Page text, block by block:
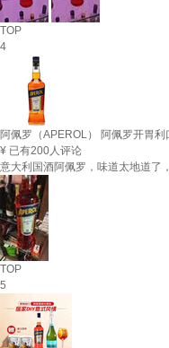
TOP
4
阿佩罗（APEROL） 阿佩罗开胃
¥ 已有200人评论
意大利国酒阿佩罗，味道太地道了
TOP
5